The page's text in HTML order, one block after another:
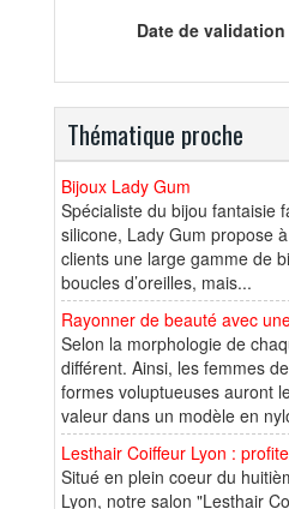
Date de validation
Thématique proche
Bijoux Lady Gum
Spécialiste du bijou fantaisie
silicone, Lady Gum propose
clients une large gamme de
boucles d’oreilles, mais...
Rayonner de beauté avec
Selon la morphologie de
différent. Ainsi, les femmes
formes voluptueuses auront
valeur dans un modèle en
Lesthair Coiffeur Lyon :
Situé en plein coeur du
Lyon, notre salon "Lesthair